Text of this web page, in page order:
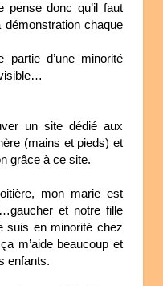
pense donc qu’il faut
chaque
partie d’une minorité
un site dédié aux
(mains et pieds) et
grâce à ce site.
mon marie est
et notre fille
suis en minorité chez
m’aide beaucoup et
enfants.